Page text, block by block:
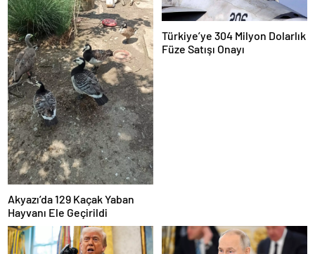
Akyazı’da 129 Kaçak Yaban
Hayvanı Ele Geçirildi
Türkiye’ye 304 Milyon Dolarlık
Füze Satışı Onayı